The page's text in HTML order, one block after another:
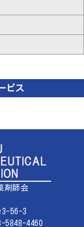
ビス
剤師会
3-56-3
5848-4460